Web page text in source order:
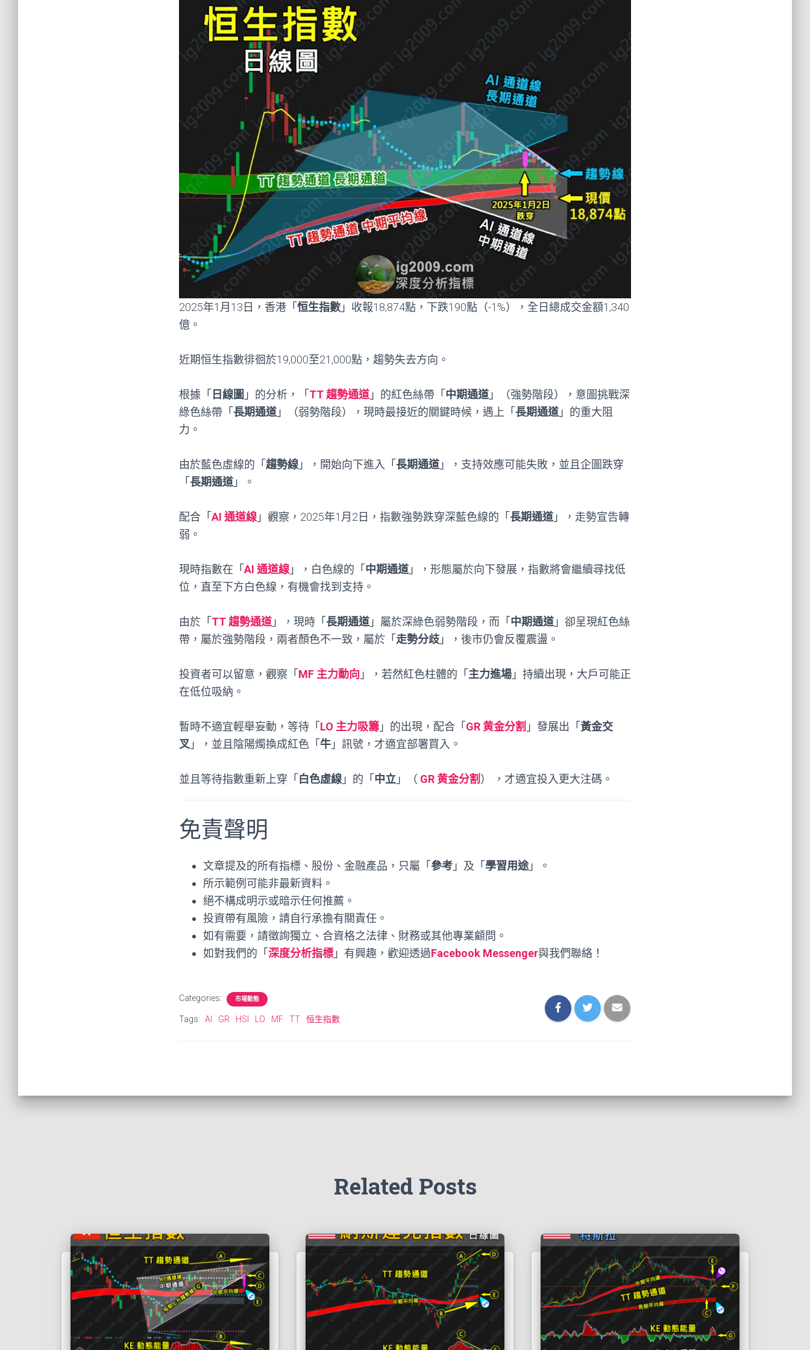
2025年1月13日，香港「 恒生指數 」收報18,874點，下跌190點（-1%），全日總成交金額1,340
億。
近期恒生指數徘徊於19,000至21,000點，趨勢失去方向。
根據「 日線圖 」的分析，「 TT 趨勢通道」的紅色絲帶「 中期通道」（強勢階段），意圖挑戰深
綠色絲帶「 長期通道」（弱勢階段），現時最接近的關鍵時候，遇上「 長期通道」的重大阻
力。
由於藍色虛線的「 趨勢線 」，開始向下進入「 長期通道」，支持效應可能失敗，並且企圖跌穿
「 長期通道」。
配合「 AI 通道線」觀察，2025年1月2日，指數強勢跌穿深藍色線的「 長期通道」，走勢宣告轉
弱。
現時指數在「 AI 通道線」，白色線的「 中期通道」，形態屬於向下發展，指數將會繼續尋找低
位，直至下方白色線，有機會找到支持。
由於「 TT 趨勢通道」，現時「 長期通道」屬於深綠色弱勢階段，而「 中期通道」卻呈現紅色絲
帶，屬於強勢階段，兩者顏色不一致，屬於「 走勢分歧 」，後市仍會反覆震盪。
投資者可以留意，觀察「 MF 主力動向 」，若然紅色柱體的「 主力進場 」持續出現，大戶可能正
在低位吸納。
暫時不適宜輕舉妄動，等待「 LO 主力吸籌 」的出現，配合「 GR 黄金分割 」發展出「 黃金交
叉」，並且陰陽燭換成紅色「 牛 」訊號，才適宜部署買入。
並且等待指數重新上穿「 白色虛線 」的「 中立 」（ GR 黄金分割） ，才適宜投入更大注碼。
免責聲明
文章提及的所有指標、股份、金融產品，只屬「 參考 」及「 學習用途」。
所示範例可能非最新資料。
絕不構成明示或暗示任何推薦。
投資帶有風險，請自行承擔有關責任。
如有需要，請徵詢獨立、合資格之法律、財務或其他專業顧問。
如對我們的「 深度分析指標 」有興趣，歡迎透過Facebook Messenger與我們聯絡！
Categories: 市場動態
Tags: AI GR HSI LO MF TT 恒生指數
Related Posts